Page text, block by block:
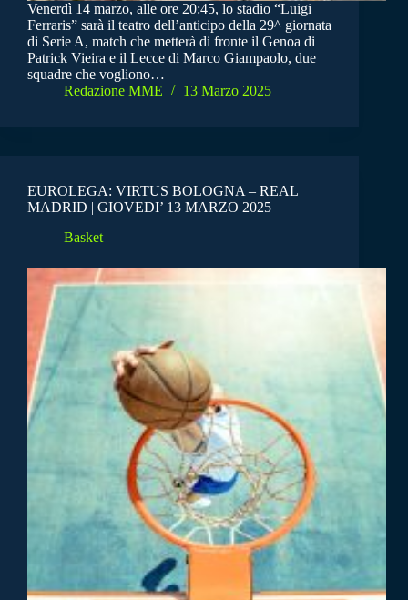
Venerdì 14 marzo, alle ore 20:45, lo stadio “Luigi
Ferraris” sarà il teatro dell’anticipo della 29^ giornata
di Serie A, match che metterà di fronte il Genoa di
Patrick Vieira e il Lecce di Marco Giampaolo, due
squadre che vogliono…
Redazione MME
13 Marzo 2025
EUROLEGA: VIRTUS BOLOGNA – REAL
MADRID | GIOVEDI’ 13 MARZO 2025
Basket